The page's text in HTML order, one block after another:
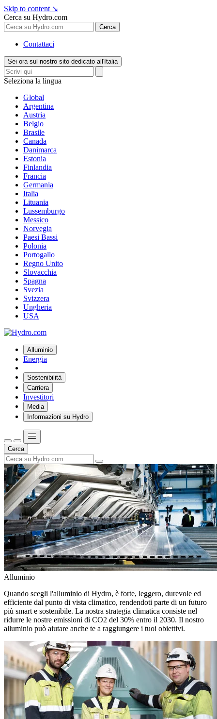
Skip to content ↘
Cerca su Hydro.com
Cerca
Contattaci
Sei ora sul nostro sito dedicato all'Italia
Seleziona la lingua
Global
Argentina
Austria
Belgio
Brasile
Canada
Danimarca
Estonia
Finlandia
Francia
Germania
Italia
Lituania
Lussemburgo
Messico
Norvegia
Paesi Bassi
Polonia
Portogallo
Regno Unito
Slovacchia
Spagna
Svezia
Svizzera
Ungheria
USA
Alluminio
Energia
Sostenibilità
Carriera
Investitori
Media
Informazioni su Hydro
Cerca
Alluminio
Quando scegli l'alluminio di Hydro, è forte, leggero, durevole ed
efficiente dal punto di vista climatico, rendendoti parte di un futuro
più smart e sostenibile. La nostra strategia climatica consiste nel
ridurre le nostre emissioni di CO2 del 30% entro il 2030. Il nostro
alluminio può aiutare anche te a raggiungere i tuoi obiettivi.